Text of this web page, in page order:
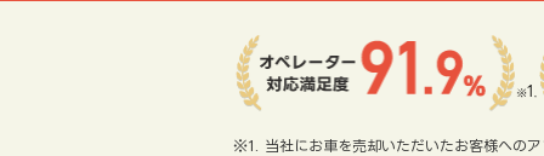
※1. 当社にお車を売却いただいたお客様への